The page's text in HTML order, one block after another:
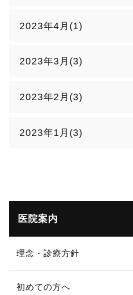
2023年4月(1)
2023年3月(3)
2023年2月(3)
2023年1月(3)
医院案内
理念・診療方針
初めての方へ